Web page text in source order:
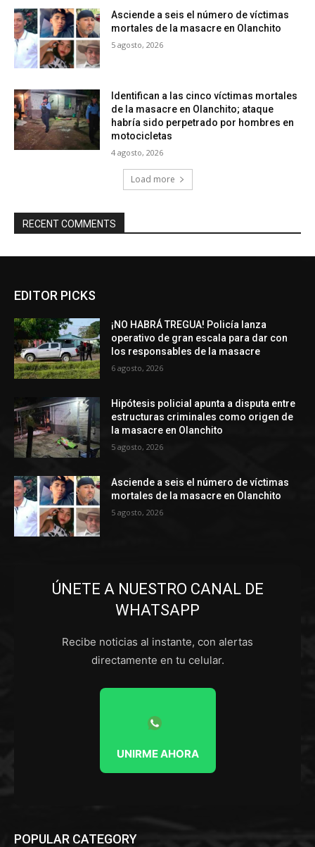
Asciende a seis el número de víctimas
mortales de la masacre en Olanchito
5 agosto, 2026
Identifican a las cinco víctimas mortales
de la masacre en Olanchito; ataque
habría sido perpetrado por hombres en
motocicletas
4 agosto, 2026
Load more
RECENT COMMENTS
EDITOR PICKS
¡NO HABRÁ TREGUA! Policía lanza
operativo de gran escala para dar con
los responsables de la masacre
6 agosto, 2026
Hipótesis policial apunta a disputa entre
estructuras criminales como origen de
la masacre en Olanchito
5 agosto, 2026
Asciende a seis el número de víctimas
mortales de la masacre en Olanchito
5 agosto, 2026
ÚNETE A NUESTRO CANAL DE
WHATSAPP
Recibe noticias al instante, con alertas
directamente en tu celular.
UNIRME AHORA
POPULAR CATEGORY